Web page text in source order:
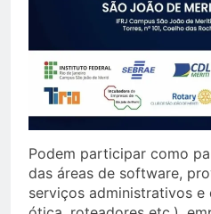
Podem participar como
das áreas de software,
serviços administrativos